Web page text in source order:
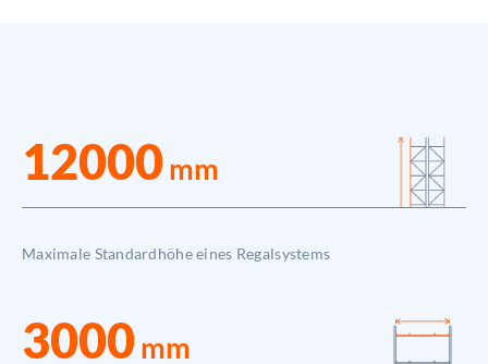
12000mm
Maximale Standardhöhe eines Regalsystems
3000mm